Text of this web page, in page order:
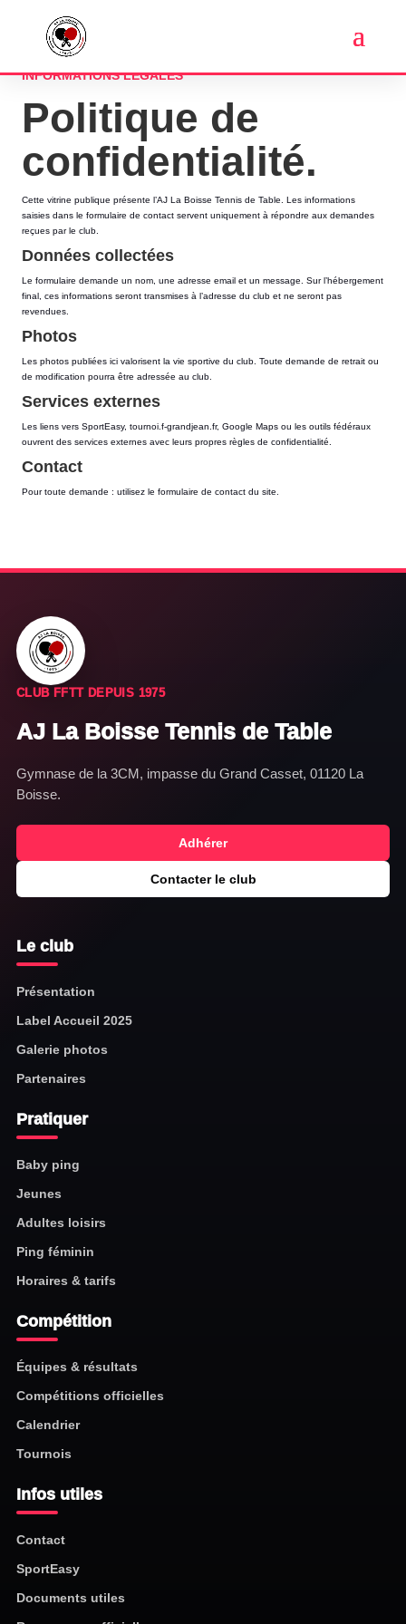
INFORMATIONS LÉGALES
Politique de
confidentialité.
Cette vitrine publique présente l’AJ La Boisse Tennis de Table. Les informations
saisies dans le formulaire de contact servent uniquement à répondre aux demandes
reçues par le club.
Données collectées
Le formulaire demande un nom, une adresse email et un message. Sur l’hébergement
final, ces informations seront transmises à l’adresse du club et ne seront pas
revendues.
Photos
Les photos publiées ici valorisent la vie sportive du club. Toute demande de retrait ou
de modification pourra être adressée au club.
Services externes
Les liens vers SportEasy, tournoi.f-grandjean.fr, Google Maps ou les outils fédéraux
ouvrent des services externes avec leurs propres règles de confidentialité.
Contact
Pour toute demande : utilisez le formulaire de contact du site.
CLUB FFTT DEPUIS 1975
AJ La Boisse Tennis de Table
Gymnase de la 3CM, impasse du Grand Casset, 01120 La
Boisse.
Adhérer
Contacter le club
Le club
Présentation
Label Accueil 2025
Galerie photos
Partenaires
Pratiquer
Baby ping
Jeunes
Adultes loisirs
Ping féminin
Horaires & tarifs
Compétition
Équipes & résultats
Compétitions officielles
Calendrier
Tournois
Infos utiles
Contact
SportEasy
Documents utiles